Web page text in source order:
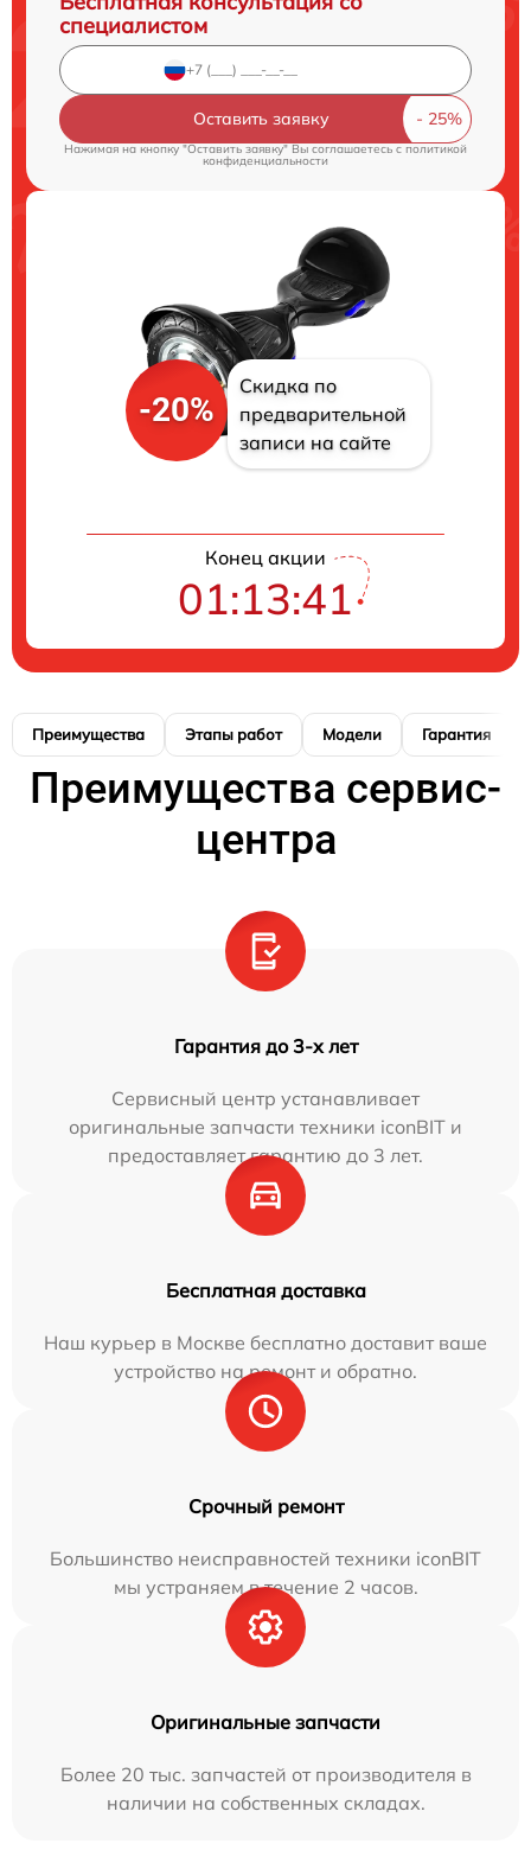
специалистом
Оставить заявку
Нажимая на кнопку "Оставить заявку" Вы соглашаетесь cполитикой
конфиденциальности
-20%
Скидка по
предварительной
записи на сайте
Конец акции
01:13:41
Преимущества Этапы работ Модели Гарантия
Преимущества сервис-
центра
Гарантия до 3-х лет
Сервисный центр устанавливает
оригинальные запчасти техники iconBIT и
предоставляет гарантию до 3 лет.
Бесплатная доставка
Наш курьер в Москве бесплатно доставит ваше
устройство на ремонт и обратно.
Срочный ремонт
Большинство неисправностей техники iconBIT
мы устраняем в течение 2 часов.
Оригинальные запчасти
Более 20 тыс. запчастей от производителя в
наличии на собственных складах.